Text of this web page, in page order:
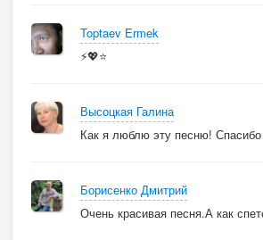
Toptaev Ermek
⚡💖⭐
Высоцкая Галина
Как я люблю эту песню!
Борисенко Дмитрий
Очень красивая песня.А как